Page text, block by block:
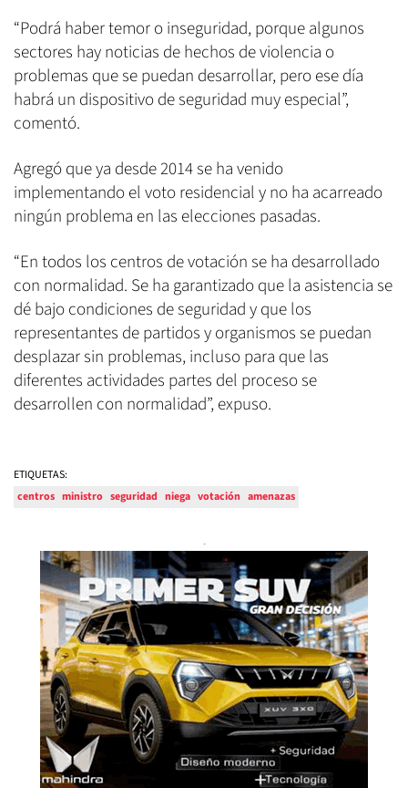
“Podrá haber temor o inseguridad, porque algunos
sectores hay noticias de hechos de violencia o
problemas que se puedan desarrollar, pero ese día
habrá un dispositivo de seguridad muy especial”,
comentó.
Agregó que ya desde 2014 se ha venido
implementando el voto residencial y no ha acarreado
ningún problema en las elecciones pasadas.
“En todos los centros de votación se ha desarrollado
con normalidad. Se ha garantizado que la asistencia se
dé bajo condiciones de seguridad y que los
representantes de partidos y organismos se puedan
desplazar sin problemas, incluso para que las
diferentes actividades partes del proceso se
desarrollen con normalidad”, expuso.
ETIQUETAS:
centros ministro seguridad niega votación amenazas